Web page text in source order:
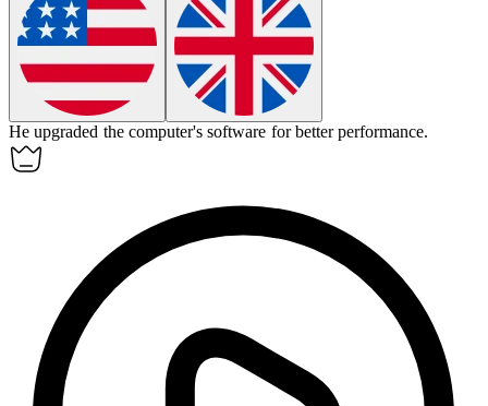
He upgraded the computer's software for better performance.